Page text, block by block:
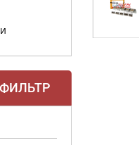
ФИЛЬТР